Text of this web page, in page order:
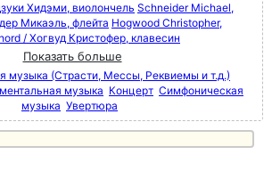
Хидэми, виолончель Schneider Michael,
Микаэль, флейта Hogwood Christopher,
/ Хогвуд Кристофер, клавесин
Показать больше
музыка (Страсти, Мессы, Реквиемы и т.д.)
музыка Концерт Симфоническая
музыка Увертюра